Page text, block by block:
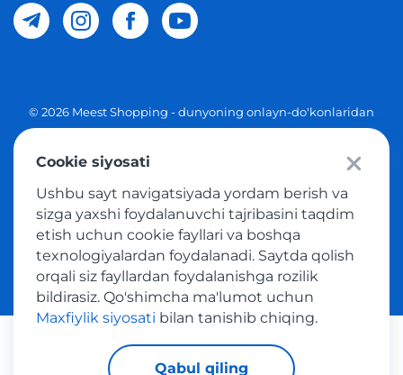
© 2026 Meest Shopping - dunyoning onlayn-do'konlaridan
O'zbekistonga xaridlarni yetkazib berish. Barcha huquqlar
Ommaviy taklif
Tovar sotib olish xizmatidan foydalanish shartlari
Cookie siyosati
Ushbu sayt navigatsiyada yordam berish va
sizga yaxshi foydalanuvchi tajribasini taqdim
etish uchun cookie fayllari va boshqa
texnologiyalardan foydalanadi. Saytda qolish
orqali siz fayllardan foydalanishga rozilik
bildirasiz. Qo'shimcha ma'lumot uchun
Maxfiylik siyosati bilan tanishib chiqing.
Qabul qiling